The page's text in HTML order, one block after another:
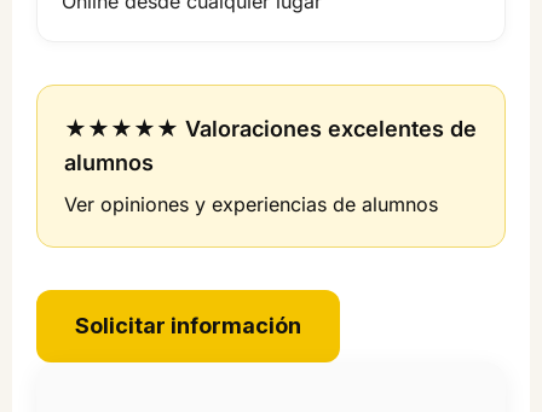
★★★★★ Valoraciones excelentes de
alumnos
Ver opiniones y experiencias de alumnos
Solicitar información